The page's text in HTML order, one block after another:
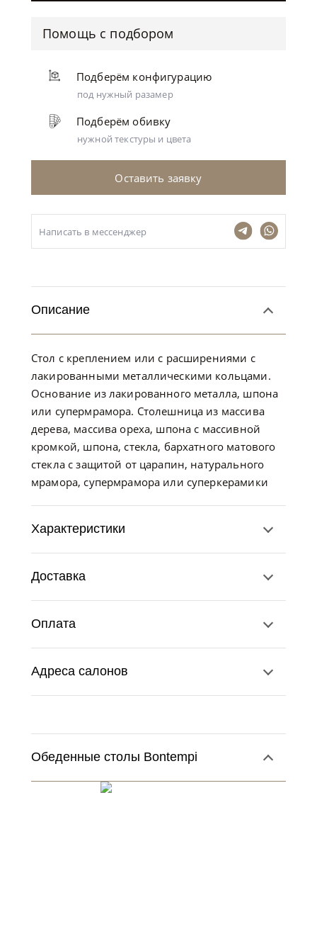
Помощь с подбором
Подберём конфигурацию
под нужный разамер
Подберём обивку
нужной текстуры и цвета
Оставить заявку
Написать в мессенджер
Описание
Стол с креплением или с расширениями с
лакированными металлическими кольцами.
Основание из лакированного металла, шпона
или супермрамора. Столешница из массива
дерева, массива ореха, шпона с массивной
кромкой, шпона, стекла, бархатного матового
стекла с защитой от царапин, натурального
мрамора, супермрамора или суперкерамики
Характеристики
Доставка
Оплата
Адреса салонов
Обеденные столы Bontempi